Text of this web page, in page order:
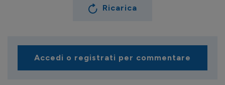
Ricarica
Accedi o registrati per commentare